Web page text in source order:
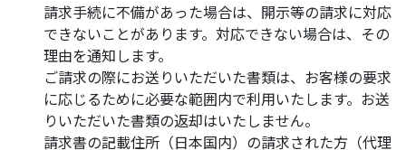
請求手続に不備があった場合は、開示等の請求に対応
できないことがあります。対応できない場合は、その
理由を通知します。
ご請求の際にお送りいただいた書類は、お客様の要求
に応じるために必要な範囲内で利用いたします。お送
りいただいた書類の返却はいたしません。
請求書の記載住所（日本国内）の請求された方（代理